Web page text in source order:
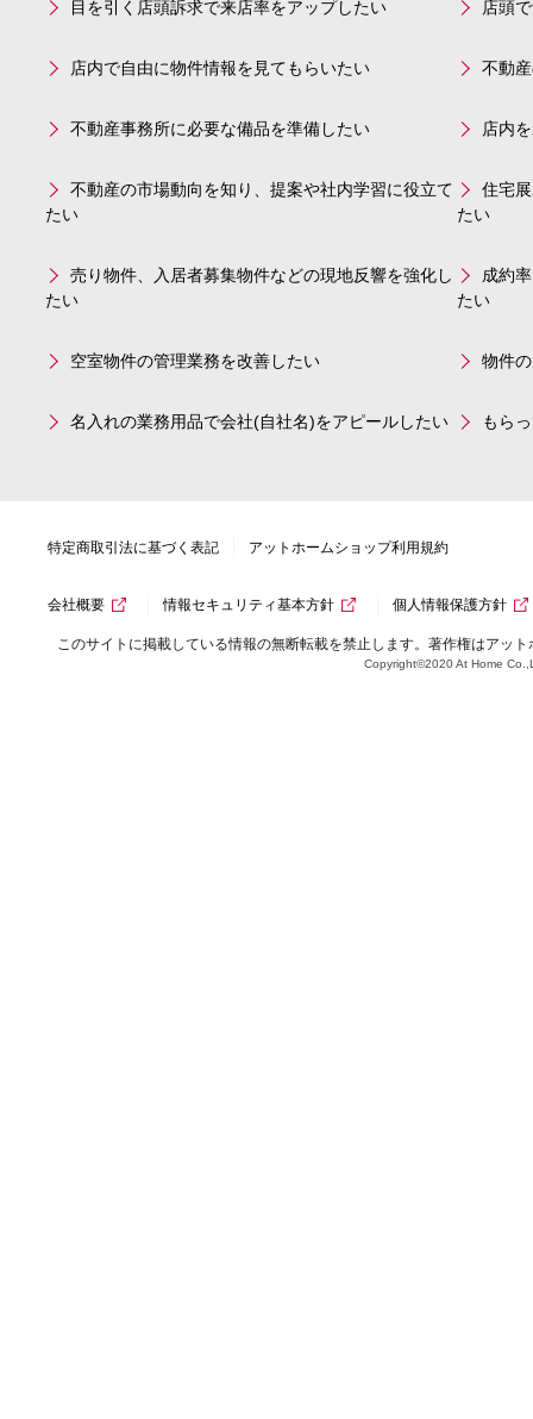
目を引く店頭訴求で来店率をアップしたい 店頭
店内で自由に物件情報を見てもらいたい 不動
不動産事務所に必要な備品を準備したい 店内
不動産の市場動向を知り、提案や社内学習に役立て
たい
住宅
たい
売り物件、入居者募集物件などの現地反響を強化し
たい
成約
たい
空室物件の管理業務を改善したい 物件
名入れの業務用品で会社(自社名)をアピールしたい もら
特定商取引法に基づく表記 アットホームショップ利用規約
会社概要 情報セキュリティ基本方針 個人情報保護方針
このサイトに掲載している情報の無断転載を禁止します。著作権はアッ
Copyright©2020 At Home